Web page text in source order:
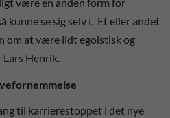
kunne se sig selv i. Et eller andet
om at være lidt egoistisk og
Henrik.
til karrierestoppet i det nye